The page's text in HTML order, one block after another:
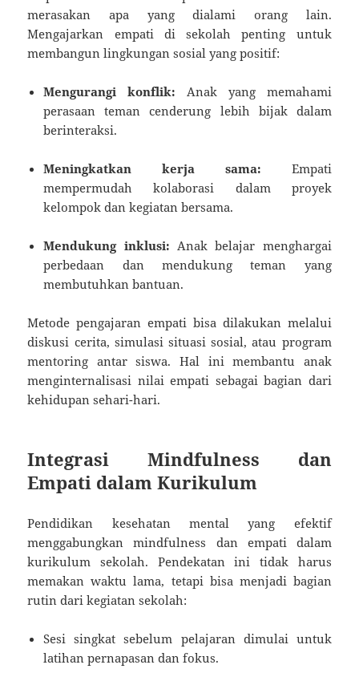
merasakan apa yang dialami orang lain.
Mengajarkan empati di sekolah penting untuk
membangun lingkungan sosial yang positif:
Mengurangi konflik: Anak yang memahami
perasaan teman cenderung lebih bijak dalam
berinteraksi.
Meningkatkan kerja sama: Empati
mempermudah kolaborasi dalam proyek
kelompok dan kegiatan bersama.
Mendukung inklusi: Anak belajar menghargai
perbedaan dan mendukung teman yang
membutuhkan bantuan.
Metode pengajaran empati bisa dilakukan melalui
diskusi cerita, simulasi situasi sosial, atau program
mentoring antar siswa. Hal ini membantu anak
menginternalisasi nilai empati sebagai bagian dari
kehidupan sehari-hari.
Integrasi Mindfulness dan
Empati dalam Kurikulum
Pendidikan kesehatan mental yang efektif
menggabungkan mindfulness dan empati dalam
kurikulum sekolah. Pendekatan ini tidak harus
memakan waktu lama, tetapi bisa menjadi bagian
rutin dari kegiatan sekolah:
Sesi singkat sebelum pelajaran dimulai untuk
latihan pernapasan dan fokus.